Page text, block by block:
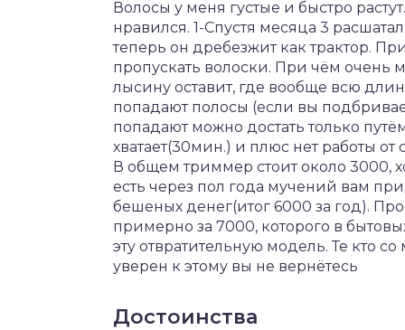
Волосы у меня густые и быстро
нравился. 1-Спустя месяца 3
теперь он дребезжит как трактор.
пропускать волоски. При чём очень
лысину оставит, где вообще всю
попадают полосы (если вы
попадают можно достать только
хватает(30мин.) и плюс нет работы от
В общем триммер стоит около 3000,
есть через пол года мучений вам
бешеных денег(итог 6000 за год).
примерно за 7000, которого в
эту отвратительную модель. Те кто
уверен к этому вы не вернётесь
Достоинства